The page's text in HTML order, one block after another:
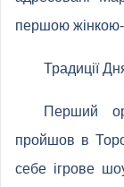
першою жінкою-
Традиції
Перший
пройшов в
себе ігрове